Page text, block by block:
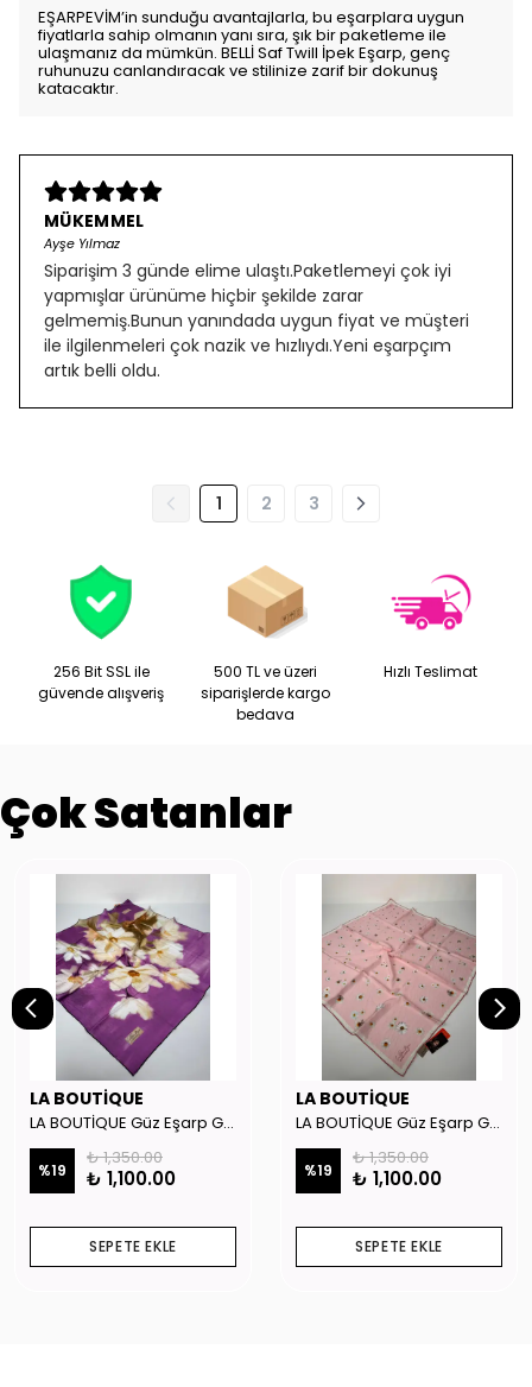
EŞARPEVİM’in sunduğu avantajlarla, bu eşarplara uygun
fiyatlarla sahip olmanın yanı sıra, şık bir paketleme ile
ulaşmanız da mümkün. BELLİ Saf Twill İpek Eşarp, genç
ruhunuzu canlandıracak ve stilinize zarif bir dokunuş
katacaktır.
MÜKEMMEL
Ayşe Yılmaz
Siparişim 3 günde elime ulaştı.Paketlemeyi çok iyi
yapmışlar ürünüme hiçbir şekilde zarar
gelmemiş.Bunun yanındada uygun fiyat ve müşteri
ile ilgilenmeleri çok nazik ve hızlıydı.Yeni eşarpçım
artık belli oldu.
1 2 3
256 Bit SSL ile
güvende alışveriş
500 TL ve üzeri
siparişlerde kargo
bedava
Hızlı Teslimat
Çok Satanlar
LA BOUTİQUE
LA BOUTİQUE Güz Eşarp GYSE262908
%19
₺ 1,350.00
₺ 1,100.00
SEPETE EKLE
LA BOUTİQUE
LA BOUTİQUE Güz Eşarp GYSE130804
%19
₺ 1,350.00
₺ 1,100.00
SEPETE EKLE